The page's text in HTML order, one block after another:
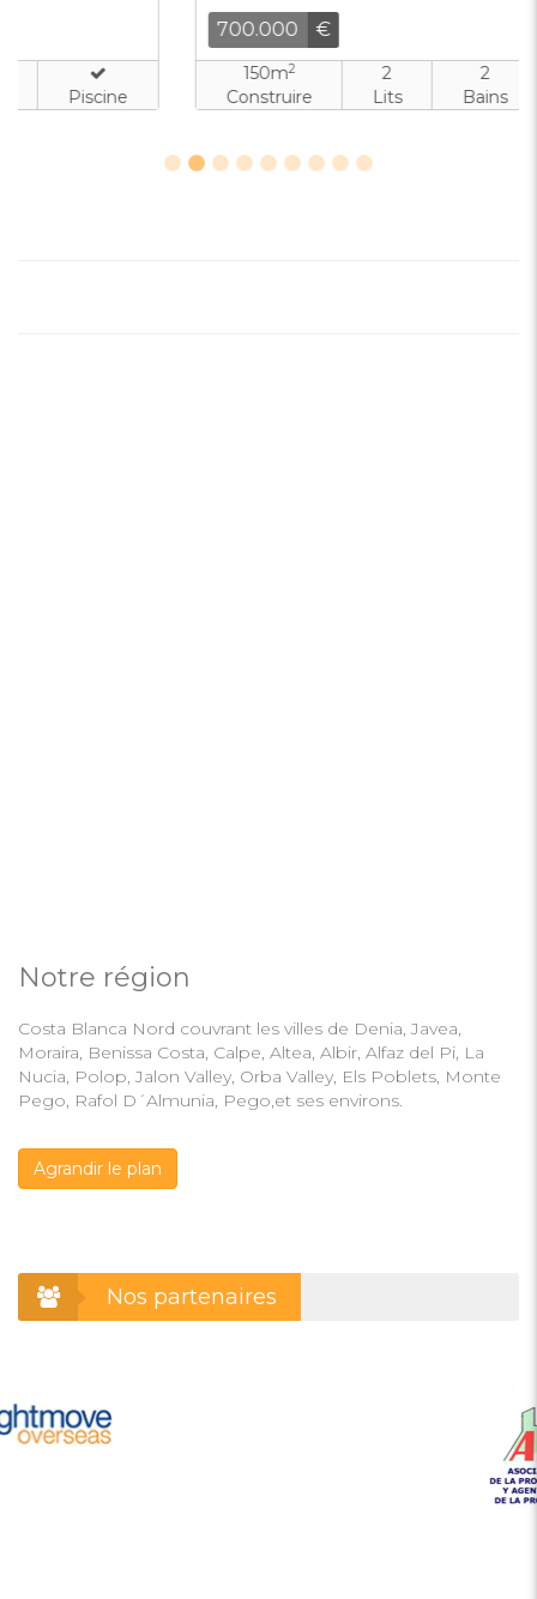
150m
Construire
Lits
Bains
Piscine
Notre région
Costa Blanca Nord couvrant les villes de Denia, Javea,
Moraira, Benissa Costa, Calpe, Altea, Albir, Alfaz del Pi, La
Nucia, Polop, Jalon Valley, Orba Valley, Els Poblets, Monte
Pego, Rafol D´Almunia, Pego,et ses environs.
Agrandir le plan
Nos partenaires